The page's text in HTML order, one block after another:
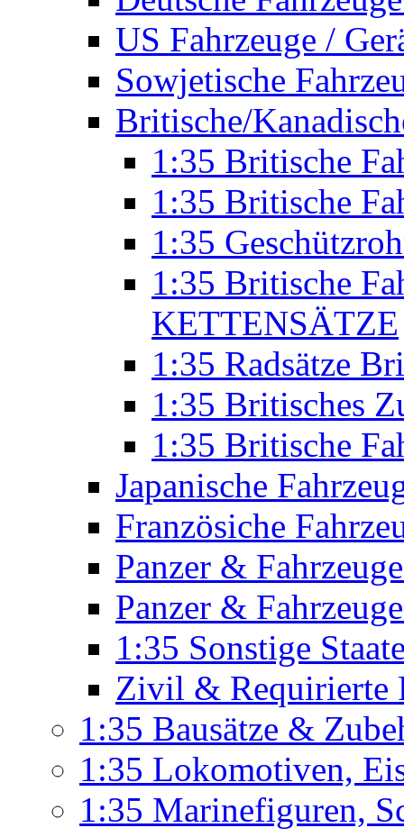
US Fahrzeuge /
Sowjetische
Britische/
1:35 Britische
1:35 Britische
1:35
1:35 Britische
KETTENSÄTZE
1:35 Radsätze
1:35 Britisches
1:35 Britische
Japanische
Französiche
Panzer &
Panzer &
1:35 Sonstige
Zivil & Requirierte
1:35 Bausätze &
1:35 Lokomotiven,
1:35 Marinefiguren,